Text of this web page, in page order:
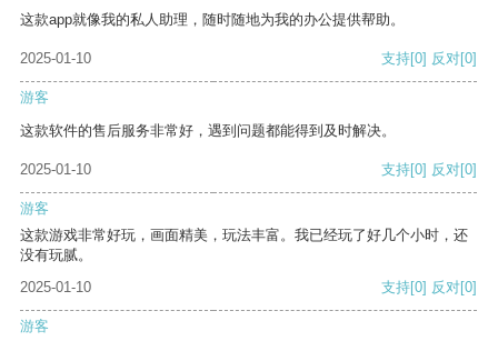
这款app就像我的私人助理，随时随地为我的办公提供帮助。
2025-01-10 支持[0] 反对[0]
游客
这款软件的售后服务非常好，遇到问题都能得到及时解决。
2025-01-10 支持[0] 反对[0]
游客
这款游戏非常好玩，画面精美，玩法丰富。我已经玩了好几个小时，还
没有玩腻。
2025-01-10
支持[0] 反对[0]
游客